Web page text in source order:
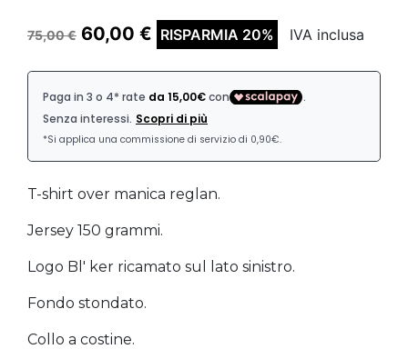
75,00 € 60,00 € RISPARMIA 20% IVA inclusa
T-shirt over manica reglan.
Jersey 150 grammi.
Logo Bl' ker ricamato sul lato sinistro.
Fondo stondato.
Collo a costine.